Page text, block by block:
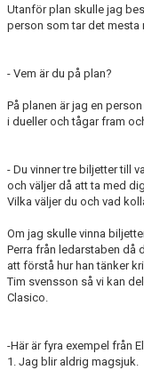
Utanför plan skulle jag
person som tar det mesta
- Vem är du på plan?
På planen är jag en
i dueller och tågar fram
- Du vinner tre biljetter till
och väljer då att ta med
Vilka väljer du och vad
Om jag skulle vinna
Perra från ledarstaben då
att förstå hur han tänker
Tim svensson så vi kan
Clasico.
-Här är fyra exempel från
1. Jag blir aldrig magsjuk.